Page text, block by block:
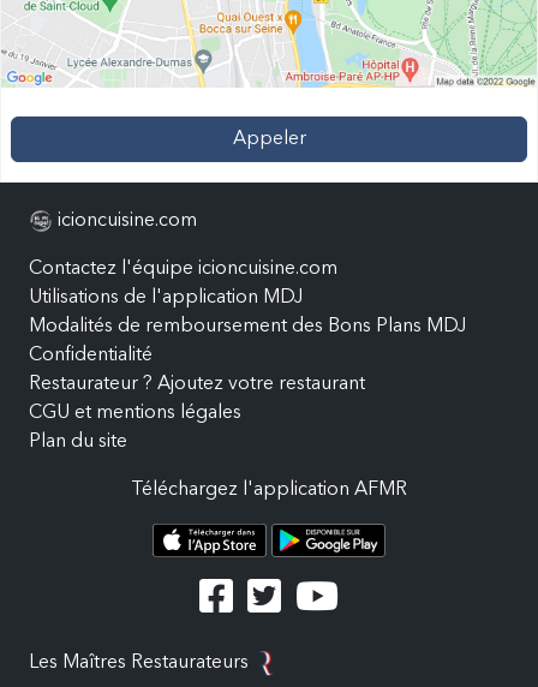
Appeler
icioncuisine.com
Contactez l'équipe icioncuisine.com
Utilisations de l'application MDJ
Modalités de remboursement des Bons Plans MDJ
Confidentialité
Restaurateur ? Ajoutez votre restaurant
CGU et mentions légales
Plan du site
Téléchargez l'application AFMR
Les Maîtres Restaurateurs